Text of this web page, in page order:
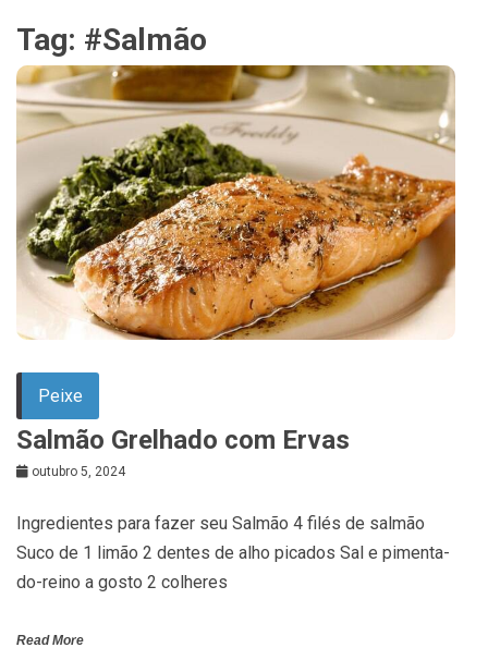
Tag: #Salmão
Peixe
Salmão Grelhado com Ervas
outubro 5, 2024
Ingredientes para fazer seu Salmão 4 filés de salmão
Suco de 1 limão 2 dentes de alho picados Sal e pimenta-
do-reino a gosto 2 colheres
Read More